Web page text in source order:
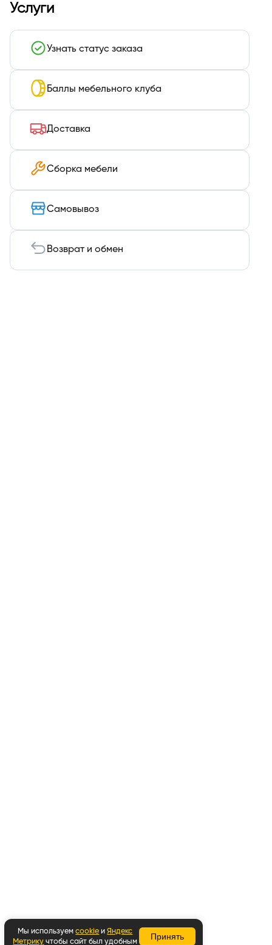
Услуги
Узнать статус заказа
Баллы мебельного клуба
Доставка
Сборка мебели
Самовывоз
Возврат и обмен
Мы используем cookie и Яндекс
Метрику чтобы сайт был удобным
Принять